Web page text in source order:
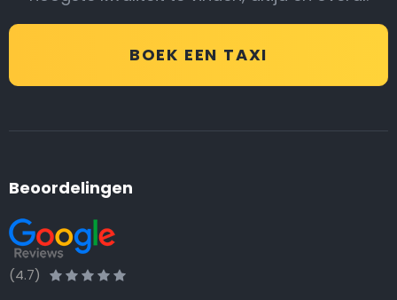
BOEK EEN TAXI
Beoordelingen
(4.7)